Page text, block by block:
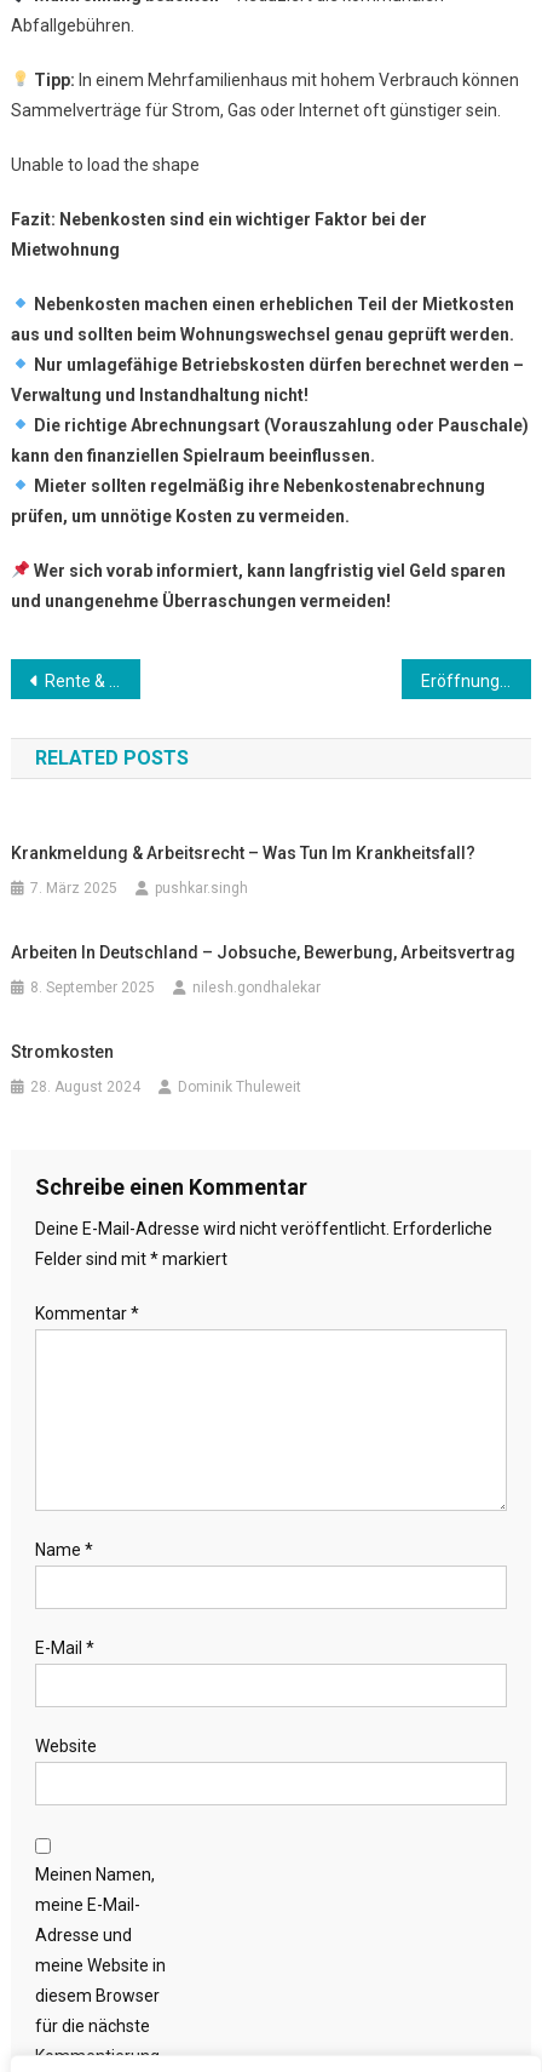
Abfallgebühren.
Tipp: In einem Mehrfamilienhaus mit hohem Verbrauch können
Sammelverträge für Strom, Gas oder Internet oft günstiger sein.
Unable to load the shape
Fazit: Nebenkosten sind ein wichtiger Faktor bei der
Mietwohnung
Nebenkosten machen einen erheblichen Teil der Mietkosten
aus und sollten beim Wohnungswechsel genau geprüft werden.
Nur umlagefähige Betriebskosten dürfen berechnet werden –
Verwaltung und Instandhaltung nicht!
Die richtige Abrechnungsart (Vorauszahlung oder Pauschale)
kann den finanziellen Spielraum beeinflussen.
Mieter sollten regelmäßig ihre Nebenkostenabrechnung
prüfen, um unnötige Kosten zu vermeiden.
Wer sich vorab informiert, kann langfristig viel Geld sparen
und unangenehme Überraschungen vermeiden!
Beitrags-
Navigation
Rente & Altersvorsorge für Expats – Lohnt sich das deutsche System?
RELATED POSTS
Krankmeldung & Arbeitsrecht – Was Tun Im Krankheitsfall?
7. März 2025 pushkar.singh
Arbeiten In Deutschland – Jobsuche, Bewerbung, Arbeitsvertrag
8. September 2025 nilesh.gondhalekar
Stromkosten
28. August 2024 Dominik Thuleweit
Schreibe einen Kommentar
Deine E-Mail-Adresse wird nicht veröffentlicht. Erforderliche
Felder sind mit*markiert
Kommentar*
Name *
E-Mail *
Website
Meinen Namen,
meine E-Mail-
Adresse und
meine Website in
diesem Browser
für die nächste
Kommentierung